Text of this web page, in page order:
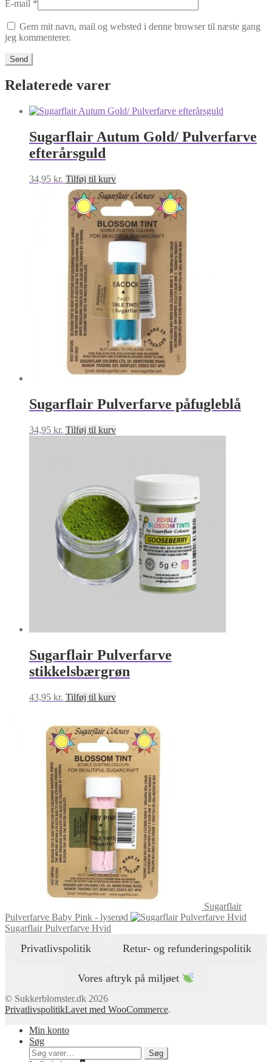
E-mail *
Gem mit navn, mail og websted i denne browser til næste gang
jeg kommenterer.
Relaterede varer
Sugarflair Autum Gold/ Pulverfarve
efterårsguld
34,95 kr. Tilføj til kurv
Sugarflair Pulverfarve påfugleblå
34,95 kr. Tilføj til kurv
Sugarflair Pulverfarve
stikkelsbærgrøn
43,95 kr. Tilføj til kurv
Sugarflair
Pulverfarve Baby Pink - lyserød
Sugarflair Pulverfarve Hvid
Privatlivspolitik Retur- og refunderingspolitik
Vores aftryk på miljøet
© Sukkerblomster.dk 2026
PrivatlivspolitikLavet med WooCommerce.
Min konto
Søg
Søg
Søg